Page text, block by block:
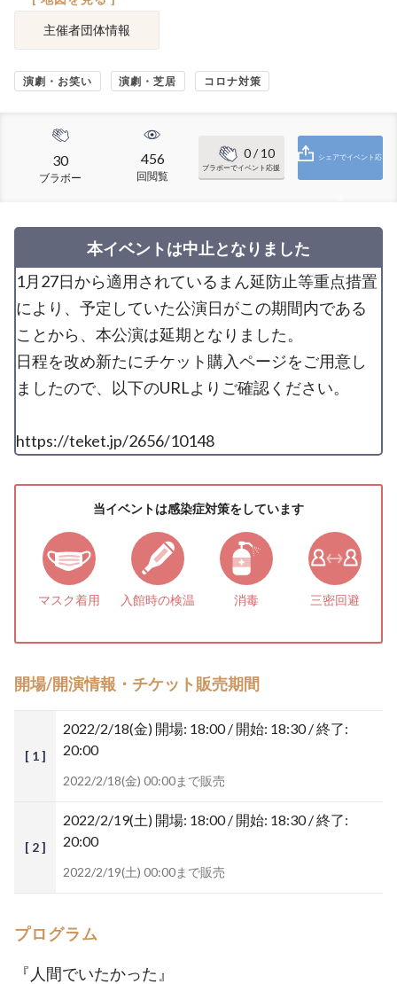
主催者団体情報
演劇・お笑い 演劇・芝居 コロナ対策
30
ブラボー
456
回閲覧
0/ 10
ブラボーでイベント応援
シェアでイベント応
本イベントは中止となりました
1月27日から適用されているまん延防止等重点措置
により、予定していた公演日がこの期間内である
ことから、本公演は延期となりました。
日程を改め新たにチケット購入ページをご用意し
ましたので、以下のURLよりご確認ください。
https://teket.jp/2656/10148
当イベントは感染症対策をしています
マスク着用 入館時の検温 消毒 三密回避
開場/開演情報・チケット販売期間
[ 1 ]
2022/2/18(金) 開場: 18:00 / 開始: 18:30 / 終了:
20:00
2022/2/18(金) 00:00まで販売
[ 2 ]
2022/2/19(土) 開場: 18:00 / 開始: 18:30 / 終了:
20:00
2022/2/19(土) 00:00まで販売
プログラム
『人間でいたかった』